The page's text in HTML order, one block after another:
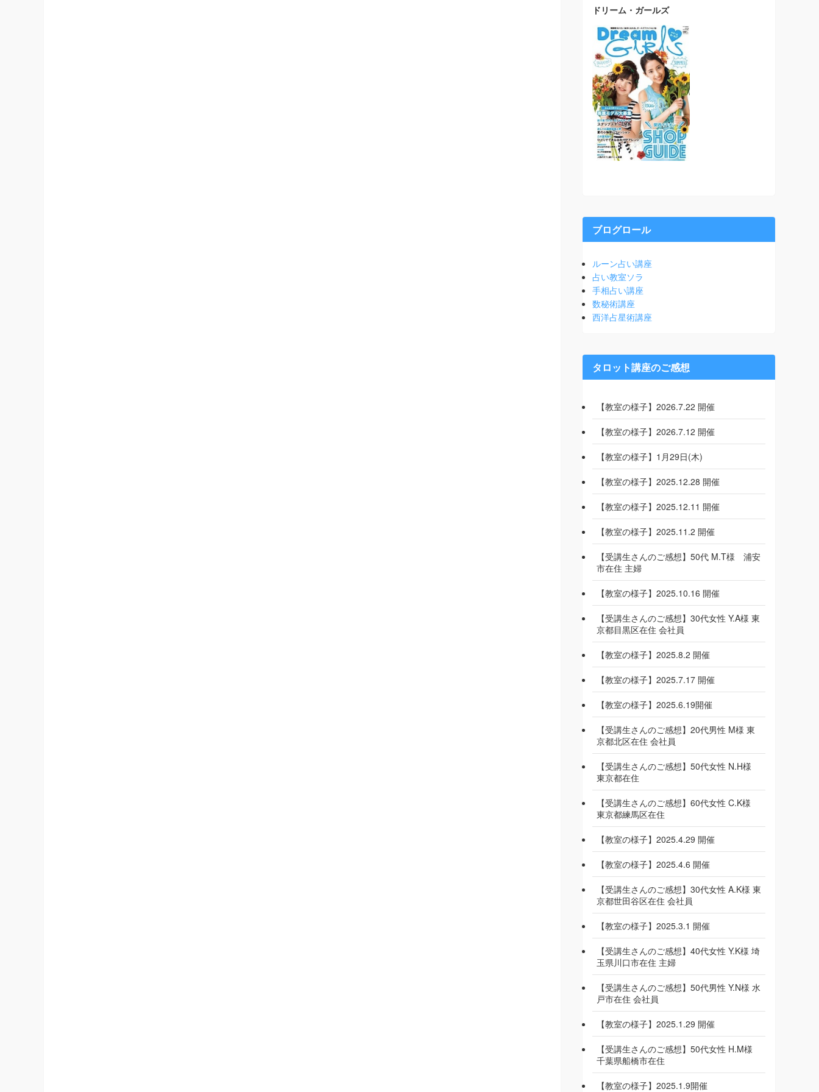
ドリーム・ガールズ
ブログロール
ルーン占い講座
占い教室ソラ
手相占い講座
数秘術講座
西洋占星術講座
タロット講座のご感想
【教室の様子】2026.7.22 開催
【教室の様子】2026.7.12 開催
【教室の様子】1月29日(木)
【教室の様子】2025.12.28 開催
【教室の様子】2025.12.11 開催
【教室の様子】2025.11.2 開催
【受講生さんのご感想】50代 M.T様 浦安
市在住 主婦
【教室の様子】2025.10.16 開催
【受講生さんのご感想】30代女性 Y.A様 東
京都目黒区在住 会社員
【教室の様子】2025.8.2 開催
【教室の様子】2025.7.17 開催
【教室の様子】2025.6.19開催
【受講生さんのご感想】20代男性 M様 東
京都北区在住 会社員
【受講生さんのご感想】50代女性 N.H様
東京都在住
【受講生さんのご感想】60代女性 C.K様
東京都練馬区在住
【教室の様子】2025.4.29 開催
【教室の様子】2025.4.6 開催
【受講生さんのご感想】30代女性 A.K様 東
京都世田谷区在住 会社員
【教室の様子】2025.3.1 開催
【受講生さんのご感想】40代女性 Y.K様 埼
玉県川口市在住 主婦
【受講生さんのご感想】50代男性 Y.N様 水
戸市在住 会社員
【教室の様子】2025.1.29 開催
【受講生さんのご感想】50代女性 H.M様
千葉県船橋市在住
【教室の様子】2025.1.9開催